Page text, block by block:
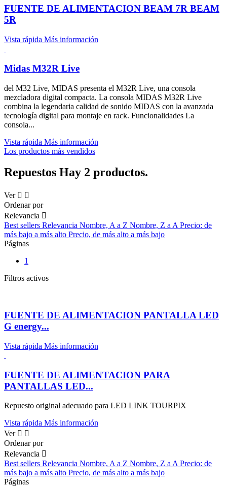
FUENTE DE ALIMENTACION BEAM 7R BEAM
5R
Vista rápida Más información
Midas M32R Live
del M32 Live, MIDAS presenta el M32R Live, una consola
mezcladora digital compacta. La consola MIDAS M32R Live
combina la legendaria calidad de sonido MIDAS con la avanzada
tecnología digital para montaje en rack. Funcionalidades La
consola...
Vista rápida Más información
Los productos más vendidos
Repuestos Hay 2 productos.
Ver  
Ordenar por
Relevancia 
Best sellers Relevancia Nombre, A a Z Nombre, Z a A Precio: de
más bajo a más alto Precio, de más alto a más bajo
Páginas
1
Filtros activos
FUENTE DE ALIMENTACION PANTALLA LED
G energy...
Vista rápida Más información
FUENTE DE ALIMENTACION PARA
PANTALLAS LED...
Repuesto original adecuado para LED LINK TOURPIX
Vista rápida Más información
Ver  
Ordenar por
Relevancia 
Best sellers Relevancia Nombre, A a Z Nombre, Z a A Precio: de
más bajo a más alto Precio, de más alto a más bajo
Páginas